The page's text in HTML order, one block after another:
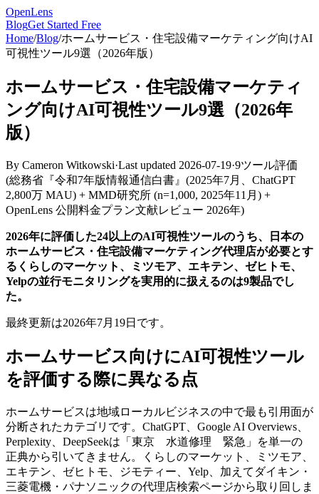
OpenLens
BlogGet Started Free
Home/Blog/ホームサービス・住宅設備マーケティング向けAI
可視性ツール9選（2026年版）
ホームサービス・住宅設備マーケティ
ング向けAI可視性ツール9選（2026年
版）
By Cameron Witkowski·Last updated 2026-07-19·9ツール評価
(総務省『令和7年版情報通信白書』(2025年7月、ChatGPT
2,800万 MAU) + MMD研究所 (n=1,000, 2025年11月) +
OpenLens 公開料金プラン文献レビュー 2026年)
2026年に評価した24以上のAI可視性ツールのうち、日本の
ホームサービス・住宅設備マーケティング代理店が必要とす
るくらしのマーケット、ミツモア、エキテン、ゼヒトモ、
Yelpの並行モニタリングを実用的に扱えるのは9製品でし
た。
最終更新は2026年7月19日です。
ホームサービス向けにAI可視性ツール
を評価する際に異なる点
ホームサービスは地域ローカルビジネスの中で最も引用面が
分断されたカテゴリです。ChatGPT、Google AI Overviews、
Perplexity、DeepSeekは「東京 水道修理 緊急」を単一の
正典から引いてきません。くらしのマーケット、ミツモア、
エキテン、ゼヒトモ、ジモティー、Yelp、加えてダイキン・
三菱電機・パナソニックの代理店検索ページから取り回しま